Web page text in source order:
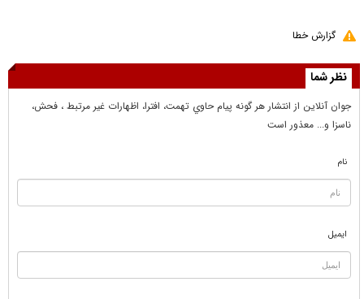
گزارش خطا
نظر شما
جوان آنلاين از انتشار هر گونه پيام حاوي تهمت، افترا، اظهارات غير مرتبط ، فحش،
ناسزا و... معذور است
نام
ایمیل